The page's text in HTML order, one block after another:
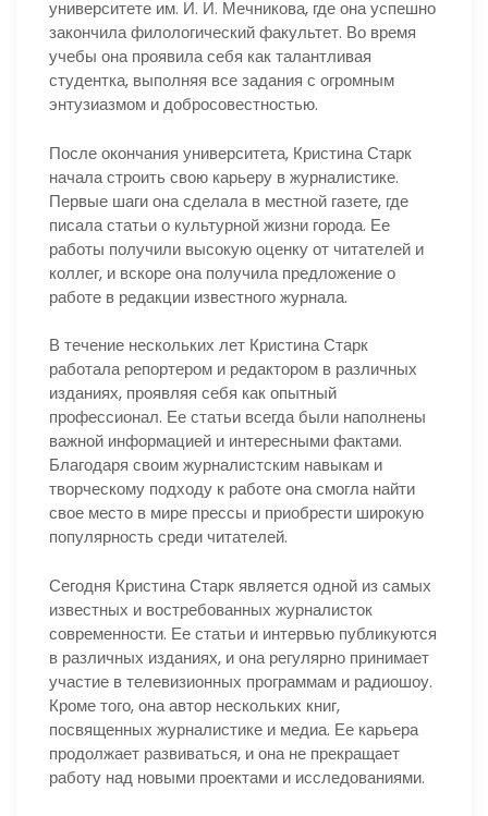
университете им. И. И. Мечникова, где она успешно
закончила филологический факультет. Во время
учебы она проявила себя как талантливая
студентка, выполняя все задания с огромным
энтузиазмом и добросовестностью.
После окончания университета, Кристина Старк
начала строить свою карьеру в журналистике.
Первые шаги она сделала в местной газете, где
писала статьи о культурной жизни города. Ее
работы получили высокую оценку от читателей и
коллег, и вскоре она получила предложение о
работе в редакции известного журнала.
В течение нескольких лет Кристина Старк
работала репортером и редактором в различных
изданиях, проявляя себя как опытный
профессионал. Ее статьи всегда были наполнены
важной информацией и интересными фактами.
Благодаря своим журналистским навыкам и
творческому подходу к работе она смогла найти
свое место в мире прессы и приобрести широкую
популярность среди читателей.
Сегодня Кристина Старк является одной из самых
известных и востребованных журналисток
современности. Ее статьи и интервью публикуются
в различных изданиях, и она регулярно принимает
участие в телевизионных программам и радиошоу.
Кроме того, она автор нескольких книг,
посвященных журналистике и медиа. Ее карьера
продолжает развиваться, и она не прекращает
работу над новыми проектами и исследованиями.